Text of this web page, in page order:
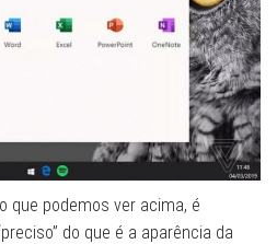
que podemos ver acima, é
do que é a aparência da